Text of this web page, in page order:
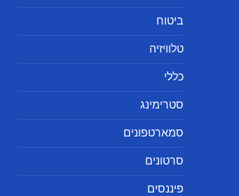
ביטוח
טלוויזיה
כללי
סטרימינג
סמארטפונים
סרטונים
פיננסים